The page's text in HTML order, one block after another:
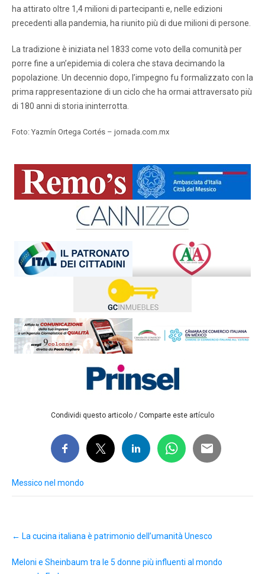
ha attirato oltre 1,4 milioni di partecipanti e, nelle edizioni
precedenti alla pandemia, ha riunito più di due milioni di persone.
La tradizione è iniziata nel 1833 come voto della comunità per
porre fine a un’epidemia di colera che stava decimando la
popolazione. Un decennio dopo, l’impegno fu formalizzato con la
prima rappresentazione di un ciclo che ha ormai attraversato più
di 180 anni di storia ininterrotta.
Foto: Yazmín Ortega Cortés – jornada.com.mx
Condividi questo articolo / Comparte este artículo
Messico nel mondo
navigation
← La cucina italiana è patrimonio dell’umanità Unesco
Meloni e Sheinbaum tra le 5 donne più influenti al mondo